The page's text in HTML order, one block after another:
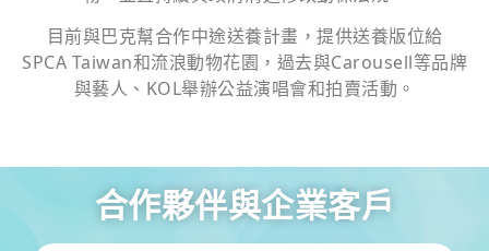
目前與巴克幫合作中途送養計畫，提供送養版位給
SPCA Taiwan和流浪動物花園，過去與Carousell等品牌
與藝人、KOL舉辦公益演唱會和拍賣活動。
合作夥伴與企業客戶